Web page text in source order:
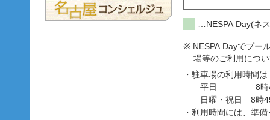
…NESPA Day(ネ
※ NESPA Dayでプー
場等のご利用につ
・駐車場の利用時間は
平日 8時45分
日曜・祝日 8時45
・利用時間には、準